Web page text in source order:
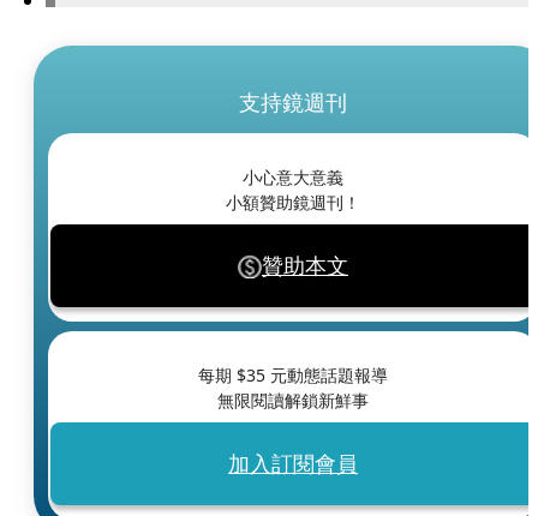
支持鏡週刊
小心意大意義
小額贊助鏡週刊！
贊助本文
每期 $35 元動態話題報導
無限閱讀解鎖新鮮事
加入訂閱會員